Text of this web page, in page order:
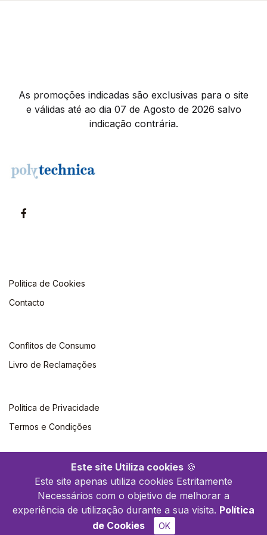
Este site Utiliza cookies 🍪
Este site apenas utiliza cookies Estritamente
Necessários com o objetivo de melhorar a
experiência de utilização durante a sua visita. Política
de Cookies
OK
As promoções indicadas são exclusivas para o site
e válidas até ao dia 07 de Agosto de 2026 salvo
indicação contrária.
Política de Cookies
Contacto
Conflitos de Consumo
Livro de Reclamações
Política de Privacidade
Termos e Condições
©2026 Polytechnica. Todos os direitos reservados